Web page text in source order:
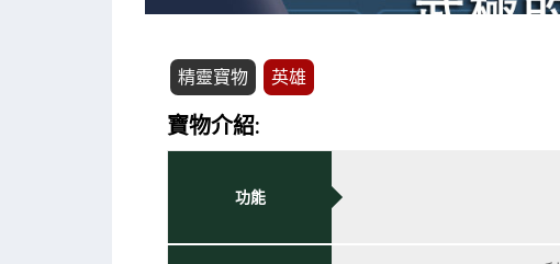
精靈寶物 英雄
寶物介紹:
功能